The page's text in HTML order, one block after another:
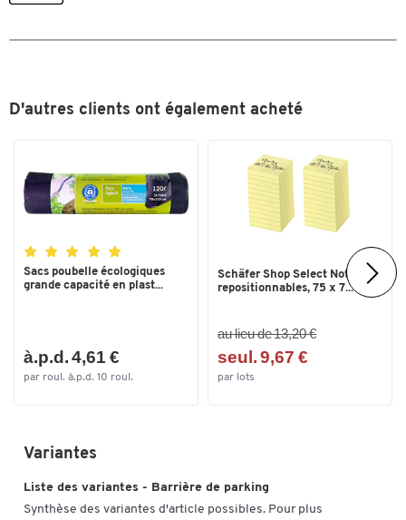
Réfléchissant
Type de fixation à cheviller
Verrouillable
Couleurs
Dimensions
Largeur (mm) 800
D'autres clients ont également acheté
Sacs poubelle écologiques
grande capacité en plast...
à.p.d. 4,61 €
par roul. à.p.d. 10 roul.
Schäfer Shop Select Notes
repositionnables, 75 x 7...
au lieu de 13,20 €
seul. 9,67 €
par lots
Variantes
Liste des variantes - Barrière de parking
Synthèse des variantes d'article possibles. Pour plus